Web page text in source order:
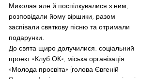
Миколая але й поспілкувалися з ним,
розповідали йому віршики, разом
заспівали святкову пісню та отримали
подарунки.
До свята щиро долучилися: соціальний
проект «Клуб.ОК», міська організація
«Молода просвіта» (голова Євгеній